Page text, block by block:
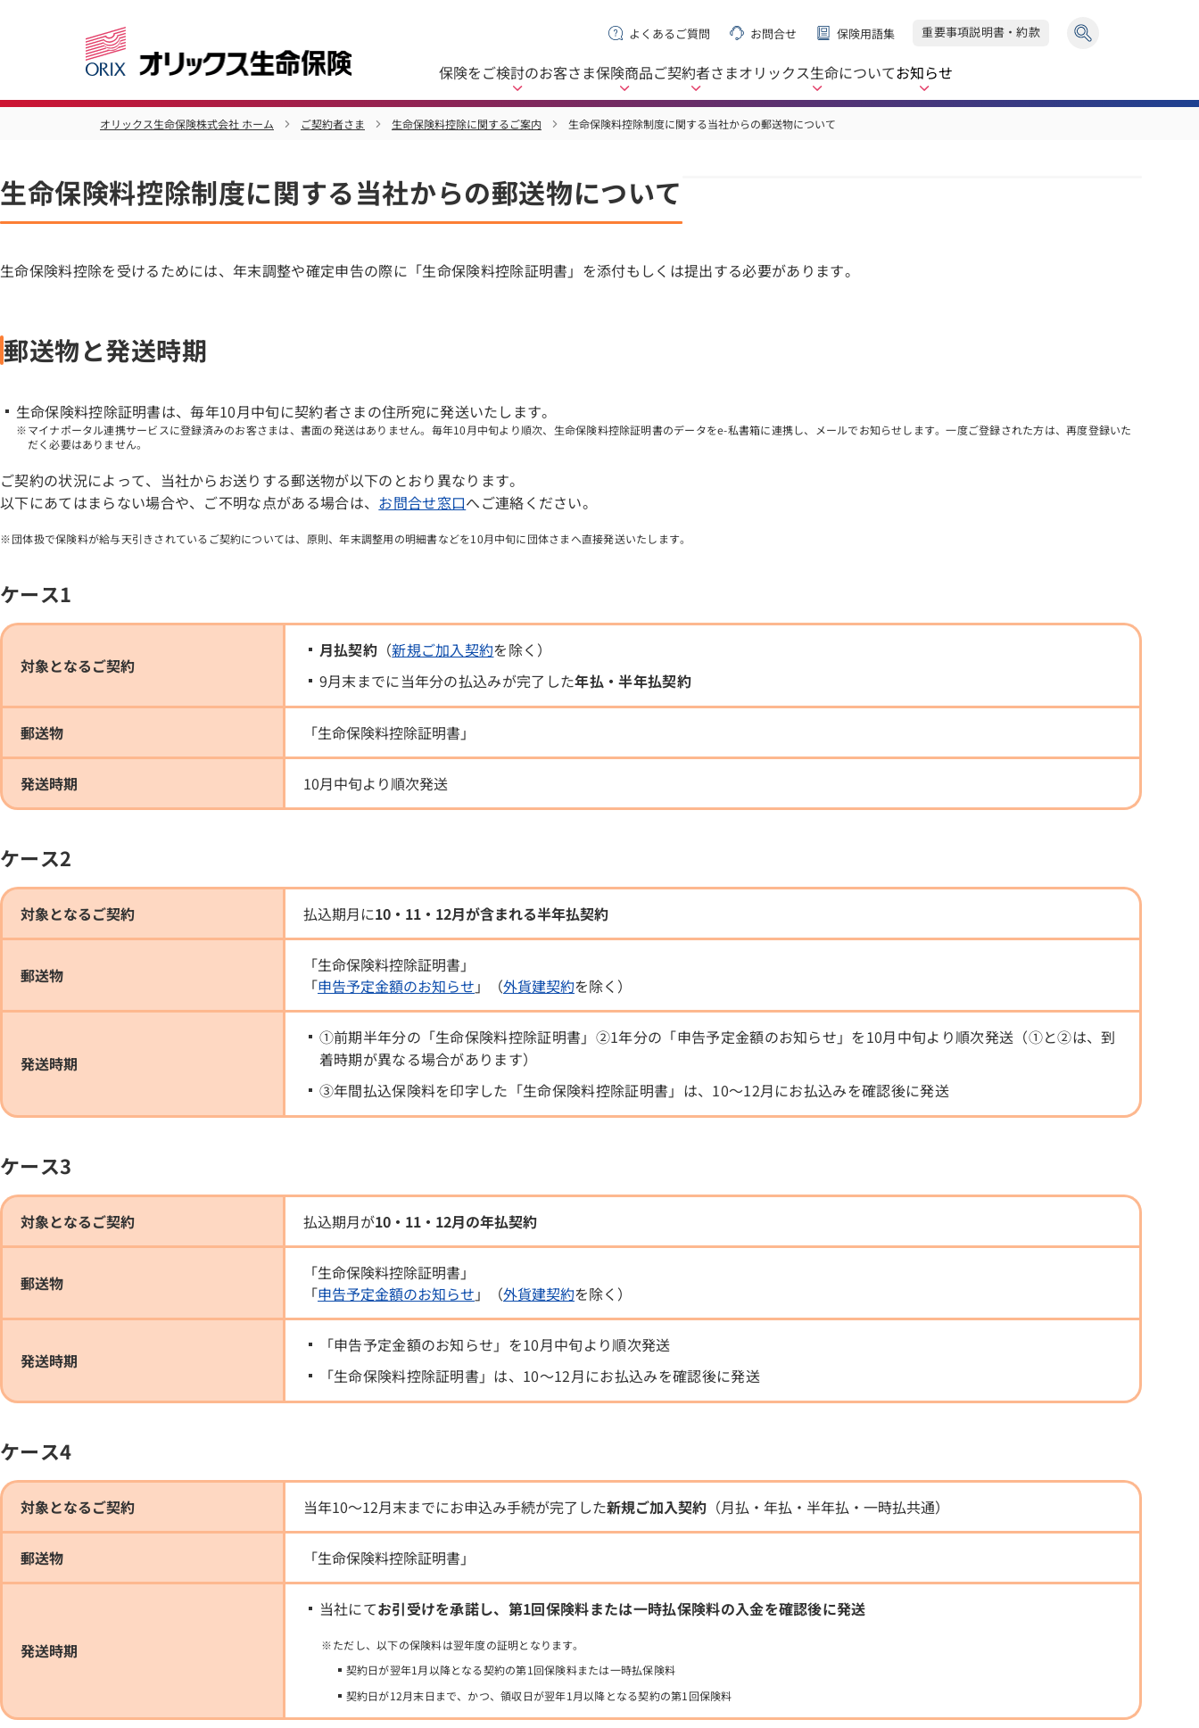
保険をご検討のお客さま保険商品ご契約者さまオリックス生命についてお知らせ
よくあるご質問 お問合せ 保険用語集 重要事項説明書・約款
オリックス生命保険株式会社 ホーム ご契約者さま 生命保険料控除に関するご案内 生命保険料控除制度に関する当社からの郵送物について
生命保険料控除制度に関する当社からの郵送物について
生命保険料控除を受けるためには、年末調整や確定申告の際に「生命保険料控除証明書」を添付もしくは提出する必要があります。
郵送物と発送時期
生命保険料控除証明書は、毎年10月中旬に契約者さまの住所宛に発送いたします。
マイナポータル連携サービスに登録済みのお客さまは、書面の発送はありません。毎年10月中旬より順次、生命保険料控除証明書のデータをe-私書箱に連携し、メールでお知らせします。一度ご登録された方は、再度登録いた
だく必要はありません。
ご契約の状況によって、当社からお送りする郵送物が以下のとおり異なります。
以下にあてはまらない場合や、ご不明な点がある場合は、 お問合せ窓口へご連絡ください。
団体扱で保険料が給与天引きされているご契約については、原則、年末調整用の明細書などを10月中旬に団体さまへ直接発送いたします。
ケース1
対象となるご契約
月払契約（新規ご加入契約を除く）
9月末までに当年分の払込みが完了した年払・半年払契約
郵送物 「生命保険料控除証明書」
発送時期 10月中旬より順次発送
ケース2
対象となるご契約 払込期月に10・11・12月が含まれる半年払契約
郵送物
「生命保険料控除証明書」
「申告予定金額のお知らせ 」（外貨建契約を除く）
発送時期
①前期半年分の「生命保険料控除証明書」②1年分の「申告予定金額のお知らせ」を10月中旬より順次発送（①と②は、到
着時期が異なる場合があります）
③年間払込保険料を印字した「生命保険料控除証明書」は、10～12月にお払込みを確認後に発送
ケース3
対象となるご契約 払込期月が10・11・12月の年払契約
郵送物
「生命保険料控除証明書」
「申告予定金額のお知らせ 」（外貨建契約を除く）
発送時期
「申告予定金額のお知らせ」を10月中旬より順次発送
「生命保険料控除証明書」は、10～12月にお払込みを確認後に発送
ケース4
対象となるご契約 当年10～12月末までにお申込み手続が完了した新規ご加入契約 （月払・年払・半年払・一時払共通）
郵送物 「生命保険料控除証明書」
発送時期
当社にてお引受けを承諾し、第1回保険料または一時払保険料の入金を確認後に発送
ただし、以下の保険料は翌年度の証明となります。
契約日が翌年1月以降となる契約の第1回保険料または一時払保険料
契約日が12月末日まで、かつ、領収日が翌年1月以降となる契約の第1回保険料